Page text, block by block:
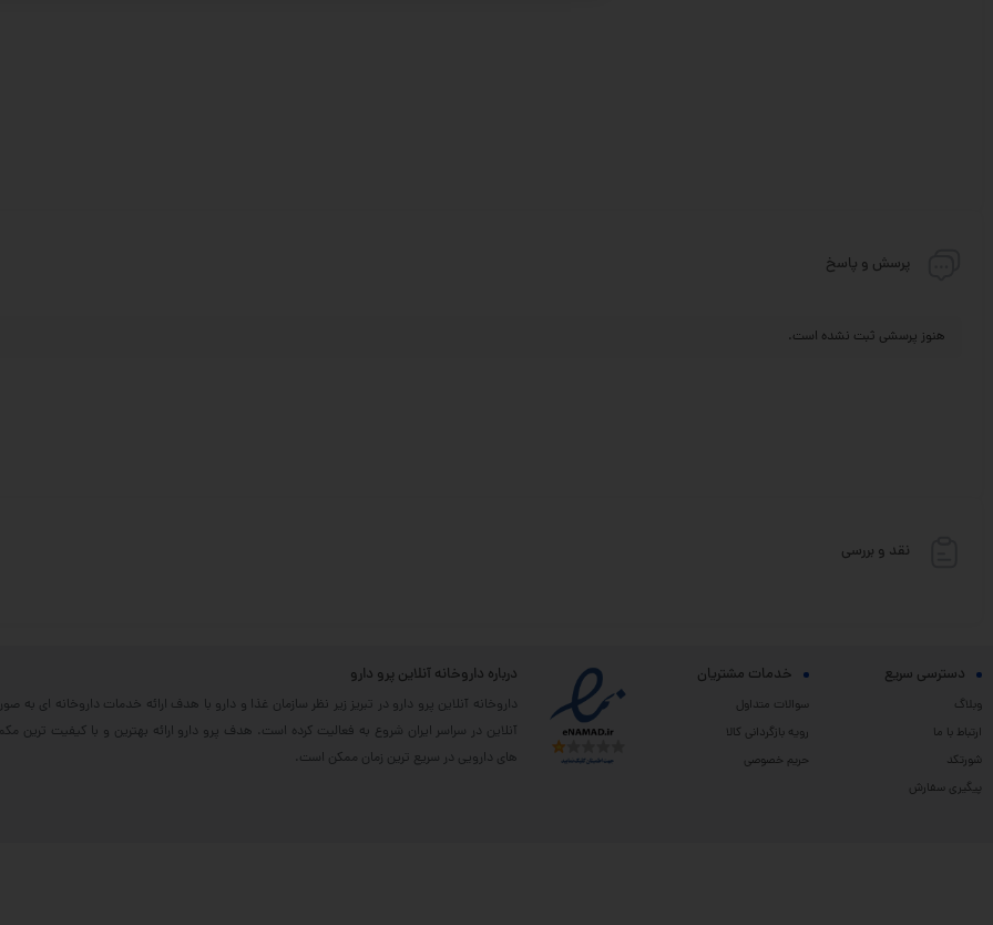
پرسش و پاسخ
هنوز پرسشی ثبت نشده است.
نقد و بررسی
دسترسی سریع
وبلاگ
ارتباط با ما
شورتکد
پیگیری سفارش
خدمات مشتریان
سوالات متداول
رویه بازگردانی کالا
حریم خصوصی
درباره داروخانه آنلاین پرو دارو
داروخانه آنلاین پرو دارو در تبریز زیر نظر سازمان غذا و دارو با هدف ارائه خدمات داروخانه ای به
آنلاین در سراسر ایران شروع به فعالیت کرده است. هدف پرو دارو ارائه بهترین و با کیفیت ترین
های دارویی در سریع ترین زمان ممکن است.